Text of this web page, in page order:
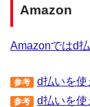
Amazon
Amazonではd
参考 d払いを使
参考 d払いを使